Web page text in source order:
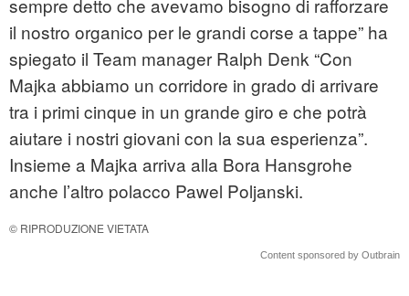
sempre detto che avevamo bisogno di rafforzare
il nostro organico per le grandi corse a tappe” ha
spiegato il Team manager Ralph Denk “Con
Majka abbiamo un corridore in grado di arrivare
tra i primi cinque in un grande giro e che potrà
aiutare i nostri giovani con la sua esperienza”.
Insieme a Majka arriva alla Bora Hansgrohe
anche l’altro polacco Pawel Poljanski.
© RIPRODUZIONE VIETATA
Content sponsored by Outbrain